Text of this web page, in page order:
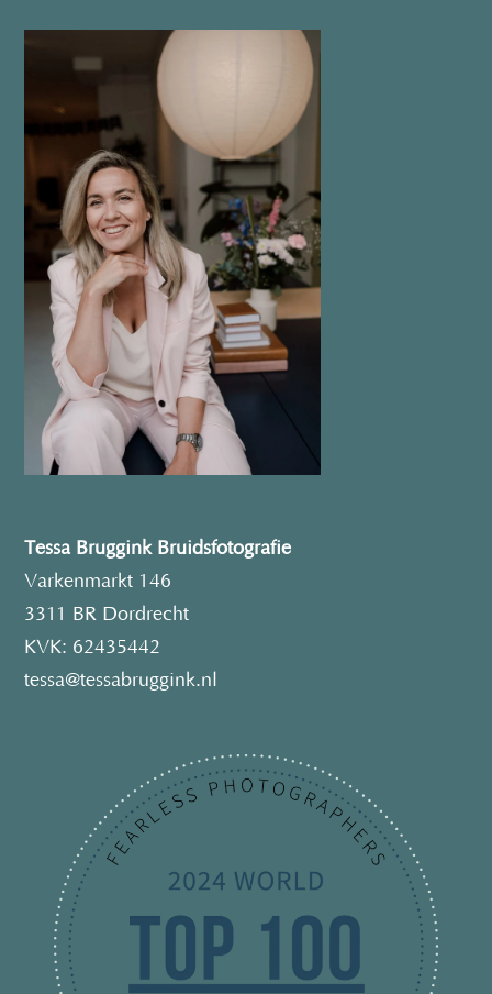
Tessa Bruggink Bruidsfotografie
Varkenmarkt 146
3311 BR Dordrecht
KVK: 62435442
tessa@tessabruggink.nl